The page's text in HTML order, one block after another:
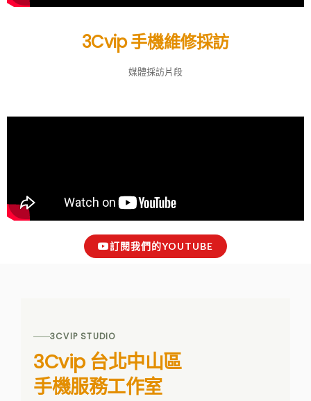
3Cvip 手機維修採訪
媒體採訪片段
訂閱我們的YOUTUBE
3CVIP STUDIO
3Cvip 台北中山區
手機服務工作室